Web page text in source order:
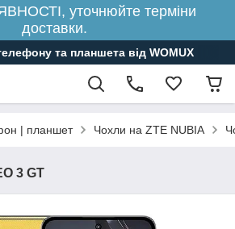
уточнюйте терміни
доставки.
та планшета від WOMUX
| планшет Чохли на ZTE NUBIA
3 GT